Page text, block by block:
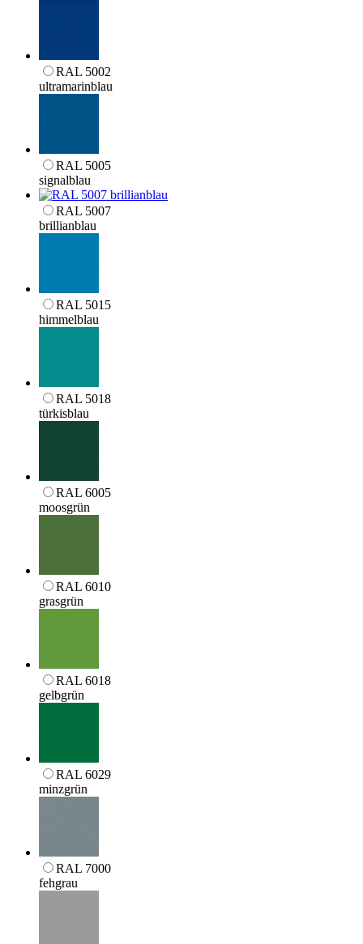
RAL 5002
ultramarinblau
RAL 5005
signalblau
RAL 5007
brillianblau
RAL 5015
himmelblau
RAL 5018
türkisblau
RAL 6005
moosgrün
RAL 6010
grasgrün
RAL 6018
gelbgrün
RAL 6029
minzgrün
RAL 7000
fehgrau